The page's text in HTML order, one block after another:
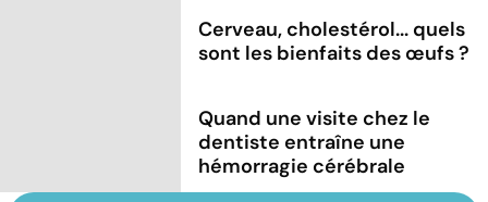
Cerveau, cholestérol... quels
sont les bienfaits des œufs ?
Quand une visite chez le
dentiste entraîne une
hémorragie cérébrale